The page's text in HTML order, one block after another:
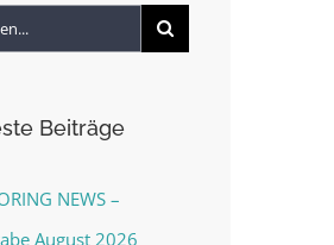
Beiträge
NEWS –
August 2026